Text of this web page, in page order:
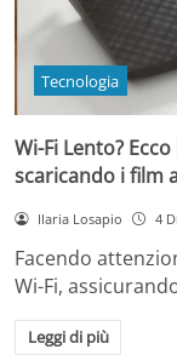
Tecnologia
Wi-Fi Lento?
scaricando i film
Ilaria Losapio 4
Facendo
Wi-Fi,
Leggi di più